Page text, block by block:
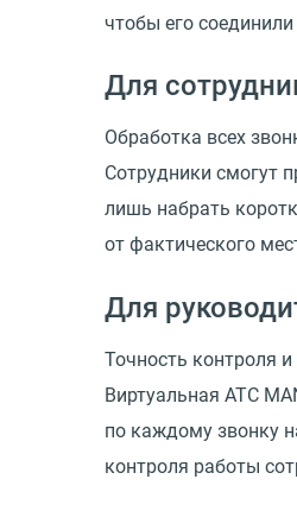
чтобы его
Для
Обработка всех
Сотрудники смогут
лишь набрать
от фактического
Для
Точность контроля
Виртуальная АТС
по каждому звонку
контроля работы